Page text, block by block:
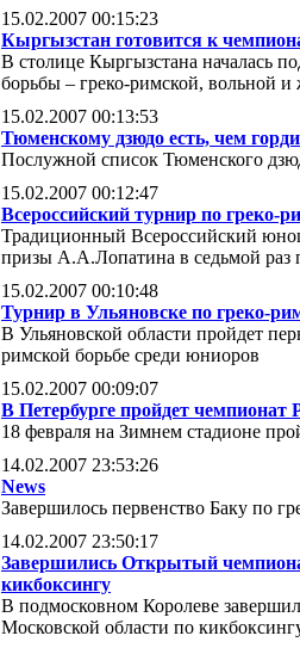
15.02.2007 00:15:23
Кыргызстан готовится к
В столице Кыргызстана началась
борьбы – греко-римской, вольной и
15.02.2007 00:13:53
Тюменскому дзюдо есть, чем
Послужной список Тюменского
15.02.2007 00:12:47
Всероссийский турнир по греко-
Традиционный Всероссийский
призы А.А.Лопатина в седьмой раз
15.02.2007 00:10:48
Турнир в Ульяновске по греко-
В Ульяновской области пройдет
римской борьбе среди юниоров
15.02.2007 00:09:07
В Петербурге пройдет чемпионат
18 февраля на Зимнем стадионе
14.02.2007 23:53:26
News
Завершилось первенство Баку по
14.02.2007 23:50:17
Завершились Открытый
кикбоксингу
В подмосковном Королеве
Московской области по